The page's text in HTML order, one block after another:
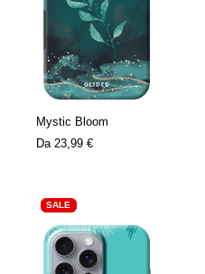
Mystic Bloom
Da 23,99 €
SALE